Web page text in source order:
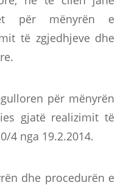
për mënyrën e
të zgjedhjeve dhe
për mënyrën
gjatë realizimit të
4 nga 19.2.2014.
dhe procedurën e